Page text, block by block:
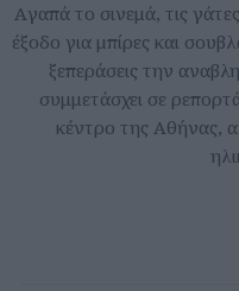
Aγαπά το σινεμά, τις
έξοδο για μπίρες και
ξεπεράσεις την
συμμετάσχει σε
κέντρο της Αθήνας,